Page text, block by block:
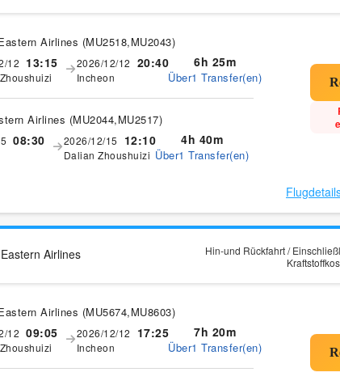
Airlines (MU2518,MU2043)
12 13:15 2026/12/12 20:40
Incheon
6h 25m
Über1 Transfer(en)
Airlines (MU2044,MU2517)
08:30 2026/12/15 12:10
Dalian Zhoushuizi
4h 40m
Über1 Transfer(en)
Airlines
Hin-und Rückfahrt /
Airlines (MU5674,MU8603)
12 09:05 2026/12/12 17:25
Incheon
7h 20m
Über1 Transfer(en)